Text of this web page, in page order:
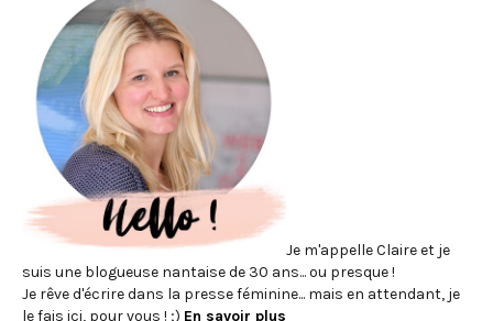
Je m'appelle Claire et je
suis une blogueuse nantaise de 30 ans... ou presque !
Je rêve d'écrire dans la presse féminine... mais en attendant, je
le fais ici, pour vous ! ;) En savoir plus